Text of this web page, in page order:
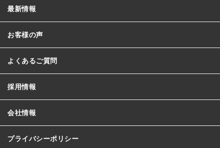
最新情報
お客様の声
よくあるご質問
採用情報
会社情報
プライバシーポリシー